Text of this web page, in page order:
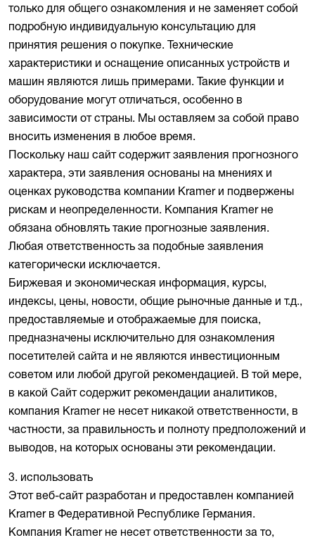
только для общего ознакомления и не заменяет собой
подробную индивидуальную консультацию для
принятия решения о покупке. Технические
характеристики и оснащение описанных устройств и
машин являются лишь примерами. Такие функции и
оборудование могут отличаться, особенно в
зависимости от страны. Мы оставляем за собой право
вносить изменения в любое время.
Поскольку наш сайт содержит заявления прогнозного
характера, эти заявления основаны на мнениях и
оценках руководства компании Kramer и подвержены
рискам и неопределенности. Компания Kramer не
обязана обновлять такие прогнозные заявления.
Любая ответственность за подобные заявления
категорически исключается.
Биржевая и экономическая информация, курсы,
индексы, цены, новости, общие рыночные данные и т.д.,
предоставляемые и отображаемые для поиска,
предназначены исключительно для ознакомления
посетителей сайта и не являются инвестиционным
советом или любой другой рекомендацией. В той мере,
в какой Сайт содержит рекомендации аналитиков,
компания Kramer не несет никакой ответственности, в
частности, за правильность и полноту предположений и
выводов, на которых основаны эти рекомендации.
3. использовать
Этот веб-сайт разработан и предоставлен компанией
Kramer в Федеративной Республике Германия.
Компания Kramer не несет ответственности за то,